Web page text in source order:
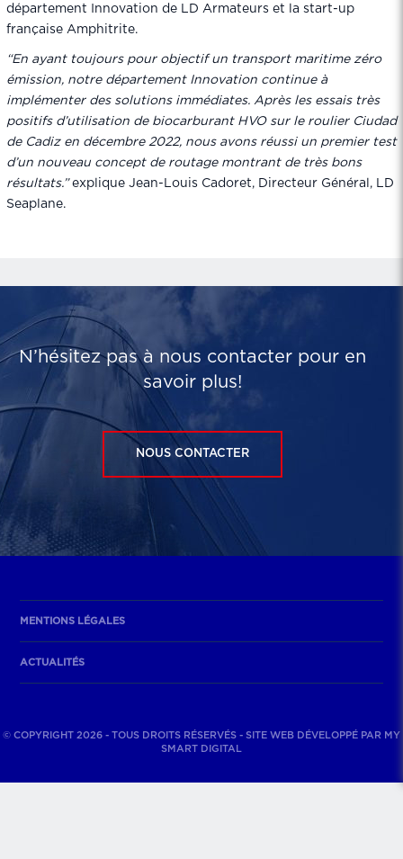
département Innovation de LD Armateurs et la start-up
française Amphitrite.
“En ayant toujours pour objectif un transport maritime zéro
émission, notre département Innovation continue à
implémenter des solutions immédiates. Après les essais très
positifs d’utilisation de biocarburant HVO sur le roulier Ciudad
de Cadiz en décembre 2022, nous avons réussi un premier test
d’un nouveau concept de routage montrant de très bons
résultats.”explique Jean-Louis Cadoret, Directeur Général, LD
Seaplane.
N’hésitez pas à nous contacter pour en
savoir plus!
NOUS CONTACTER
MENTIONS LÉGALES
ACTUALITÉS
© COPYRIGHT 2026 - TOUS DROITS RÉSERVÉS - SITE WEB DÉVELOPPÉ PAR MY
SMART DIGITAL